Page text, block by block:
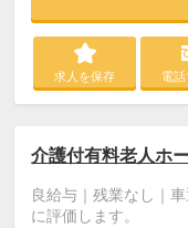
求人を保存 電
介護付有料老人ホ
良給与｜残業なし｜
に評価します。